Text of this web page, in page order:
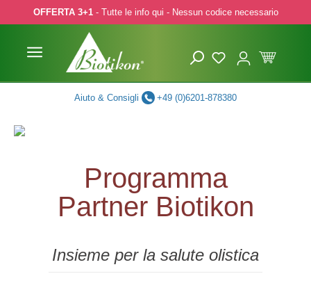
to main content
Skip to search
Skip to main navigation
OFFERTA 3+1- Tutte le info qui - Nessun codice necessario
Aiuto & Consigli +49 (0)6201-878380
Programma
Partner Biotikon
Insieme per la salute olistica